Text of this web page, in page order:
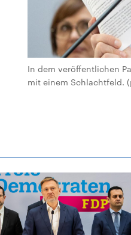
In dem veröffentlichen
mit einem Schlachtfeld.